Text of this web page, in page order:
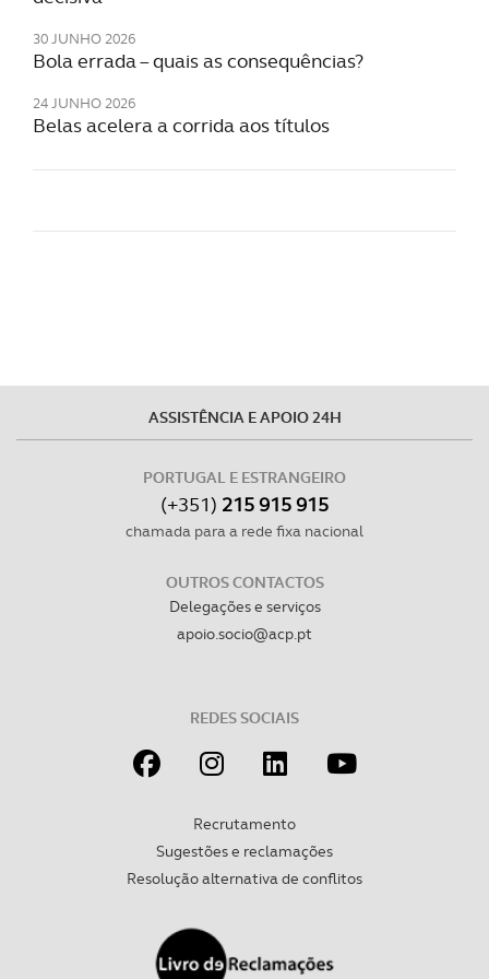
30 JUNHO 2026
Bola errada – quais as consequências?
24 JUNHO 2026
Belas acelera a corrida aos títulos
ASSISTÊNCIA E APOIO 24H
PORTUGAL E ESTRANGEIRO
(+351) 215 915 915
chamada para a rede fixa nacional
OUTROS CONTACTOS
Delegações e serviços
apoio.socio@acp.pt
REDES SOCIAIS
Recrutamento
Sugestões e reclamações
Resolução alternativa de conflitos